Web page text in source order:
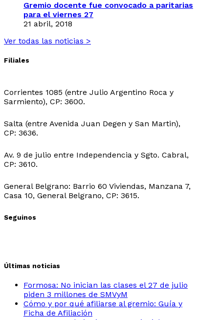
Gremio docente fue convocado a paritarias
para el viernes 27
21 abril, 2018
Ver todas las noticias >
Filiales
Corrientes 1085 (entre Julio Argentino Roca y
Sarmiento), CP: 3600.
Salta (entre Avenida Juan Degen y San Martin),
CP: 3636.
Av. 9 de julio entre Independencia y Sgto. Cabral,
CP: 3610.
General Belgrano: Barrio 60 Viviendas, Manzana 7,
Casa 10, General Belgrano, CP: 3615.
Seguinos
Últimas noticias
Formosa: No inician las clases el 27 de julio
piden 3 millones de SMVyM
Cómo y por qué afiliarse al gremio: Guía y
Ficha de Afiliación